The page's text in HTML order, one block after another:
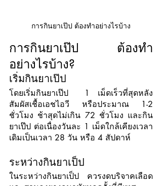
การกินยาเป๊ป ต้องทำอย่างไรบ้าง
การกินยาเป๊ป ต้องทำ
อย่างไรบ้าง?
เริ่มกินยาเป๊ป
โดยเริ่มกินยาเป๊ป  1 เม็ดเร็วที่สุดหลัง
สัมผัสเชื้อเอชไอวี หรือประมาณ 1-2
ชั่วโมง ช้าสุดไม่เกิน 72 ชั่วโมง และกิน
ยาเป๊ป ต่อเนื่องวันละ 1 เม็ดใกล้เคียงเวลา
เดิมเป็นเวลา 28 วัน หรือ 4 สัปดาห์
ระหว่างกินยาเป็ป
ในระหว่างกินยาเป็ป  ควรงดบริจาคเลือด